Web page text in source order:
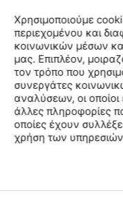
Imagination, style
at this wonderful,
advantages of a
amazing fit. At the
women with its
t-shirt. The two
crosswise to the
95% cotton and 5% of
chest, which offers
Χρησιμοποιούμε
περιεχομένου και
κοινωνικών μέσων
μας. Επιπλέον,
τον τρόπο που
συνεργάτες
αναλύσεων, οι
άλλες πληροφορίες
οποίες έχουν
χρήση των